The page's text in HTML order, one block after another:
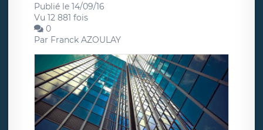
Publié le 14/09/16
Vu 12 881 fois
0
Par Franck AZOULAY